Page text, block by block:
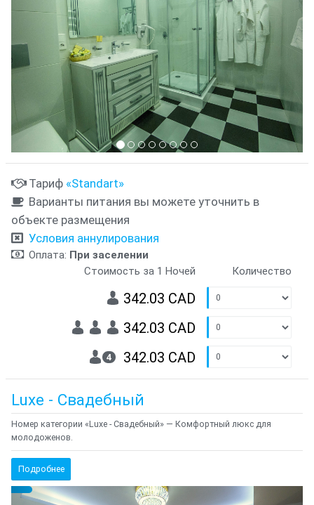
Тариф «Standart»
Варианты питания вы можете уточнить в
объекте размещения
Условия аннулирования
Оплата: При заселении
Стоимость за 1 Ночей
Количество
342.03 CAD
342.03 CAD
4 342.03 CAD
Luxe - Свадебный
Номер категории «Luxe - Свадебный» — Комфортный люкс для
молодоженов.
Подробнее
{clt_left} 1 Количество
Предыдущий